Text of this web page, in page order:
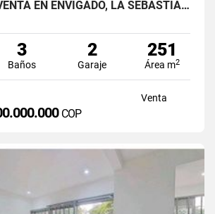
[BV] CASA EN VENTA EN ENVIGADO, LA SEBASTIANA
3
Baños
2
Garaje
251
Área m2
Venta
COP